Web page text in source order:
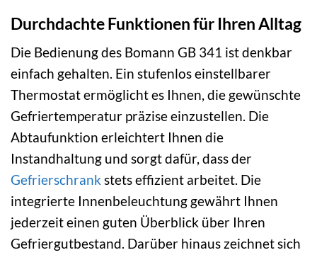
Durchdachte Funktionen für Ihren Alltag
Die Bedienung des Bomann GB 341 ist denkbar
einfach gehalten. Ein stufenlos einstellbarer
Thermostat ermöglicht es Ihnen, die gewünschte
Gefriertemperatur präzise einzustellen. Die
Abtaufunktion erleichtert Ihnen die
Instandhaltung und sorgt dafür, dass der
Gefrierschrank stets effizient arbeitet. Die
integrierte Innenbeleuchtung gewährt Ihnen
jederzeit einen guten Überblick über Ihren
Gefriergutbestand. Darüber hinaus zeichnet sich